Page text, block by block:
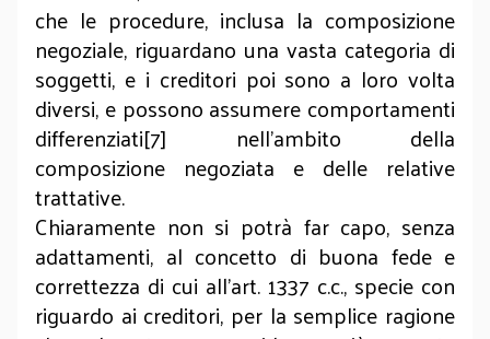
che le procedure, inclusa la composizione
negoziale, riguardano una vasta categoria di
soggetti, e i creditori poi sono a loro volta
diversi, e possono assumere comportamenti
differenziati[7] nell’ambito della
composizione negoziata e delle relative
trattative.
Chiaramente non si potrà far capo, senza
adattamenti, al concetto di buona fede e
correttezza di cui all’art. 1337 c.c., specie con
riguardo ai creditori, per la semplice ragione